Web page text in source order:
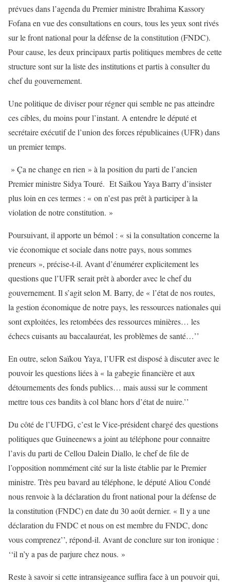
prévues dans l’agenda du Premier ministre Ibrahima Kassory
Fofana en vue des consultations en cours, tous les yeux sont rivés
sur le front national pour la défense de la constitution (FNDC).
Pour cause, les deux principaux partis politiques membres de cette
structure sont sur la liste des institutions et partis à consulter du
chef du gouvernement.
Une politique de diviser pour régner qui semble ne pas atteindre
ces cibles, du moins pour l’instant. A entendre le député et
secrétaire exécutif de l’union des forces républicaines (UFR) dans
un premier temps.
» Ça ne change en rien » à la position du parti de l’ancien
Premier ministre Sidya Touré. Et Saïkou Yaya Barry d’insister
plus loin en ces termes : « on n’est pas prêt à participer à la
violation de notre constitution. »
Poursuivant, il apporte un bémol : « si la consultation concerne la
vie économique et sociale dans notre pays, nous sommes
preneurs », précise-t-il. Avant d’énumérer explicitement les
questions que l’UFR serait prêt à aborder avec le chef du
gouvernement. Il s’agit selon M. Barry, de « l’état de nos routes,
la gestion économique de notre pays, les ressources nationales qui
sont exploitées, les retombées des ressources minières… les
échecs cuisants au baccalauréat, les problèmes de santé…’’
En outre, selon Saïkou Yaya, l’UFR est disposé à discuter avec le
pouvoir les questions liées à « la gabegie financière et aux
détournements des fonds publics… mais aussi sur le comment
mettre tous ces bandits à col blanc hors d’état de nuire.’’
Du côté de l’UFDG, c’est le Vice-président chargé des questions
politiques que Guineenews a joint au téléphone pour connaitre
l’avis du parti de Cellou Dalein Diallo, le chef de file de
l’opposition nommément cité sur la liste établie par le Premier
ministre. Très peu bavard au téléphone, le député Aliou Condé
nous renvoie à la déclaration du front national pour la défense de
la constitution (FNDC) en date du 30 août dernier. « Il y a une
déclaration du FNDC et nous on est membre du FNDC, donc
vous comprenez’’, répond-il. Avant de conclure sur ton ironique :
‘‘il n’y a pas de parjure chez nous. »
Reste à savoir si cette intransigeance suffira face à un pouvoir qui,